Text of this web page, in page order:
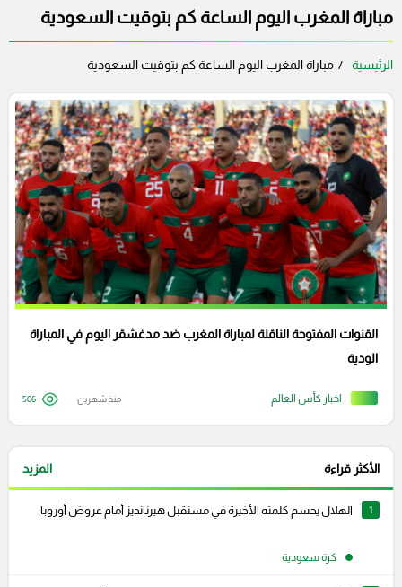
مباراة المغرب اليوم الساعة كم بتوقيت السعودية
الرئيسية مباراة المغرب اليوم الساعة كم بتوقيت السعودية
اخبار كأس العالم
القنوات المفتوحة الناقلة لمباراة المغرب ضد مدغشقر اليوم في المباراة
الودية
منذ شهرين 506
الأكثر قراءة المزيد
1 الهلال يحسم كلمته الأخيرة في مستقبل هيرنانديز أمام عروض أوروبا
كرة سعودية